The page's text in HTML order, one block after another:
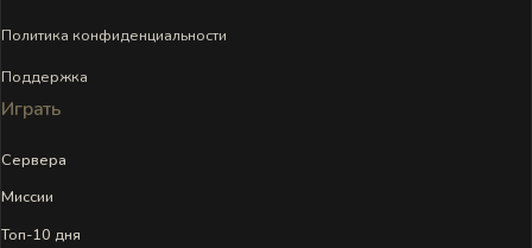
Политика конфиденциальности
Поддержка
Играть
Сервера
Миссии
Топ-10 дня